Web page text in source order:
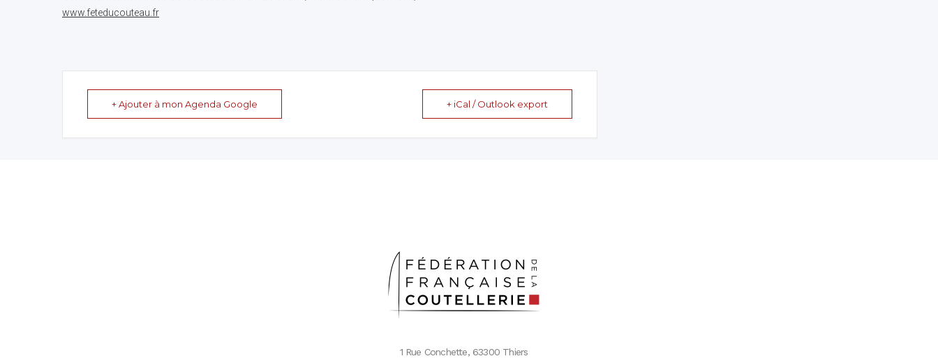
www.feteducouteau.fr
+ Ajouter à mon Agenda Google + iCal / Outlook export
1 Rue Conchette, 63300 Thiers